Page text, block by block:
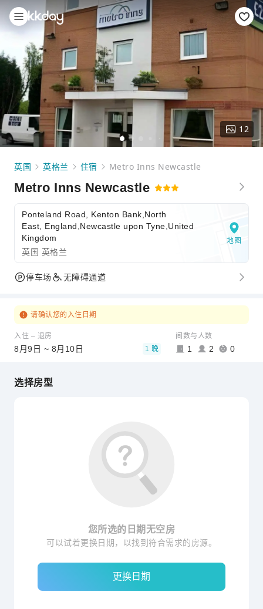
12
英国 英格兰 住宿 Metro Inns Newcastle
Metro Inns Newcastle
Ponteland Road, Kenton Bank,North
East, England,Newcastle upon Tyne,United
Kingdom
英国 英格兰
地图
停车场 无障碍通道
请确认您的入住日期
入住 – 退房
8月9日 ~ 8月10日 1 晚
间数与人数
1 2 0
选择房型
您所选的日期无空房
可以试着更换日期，以找到符合需求的房源。
更换日期